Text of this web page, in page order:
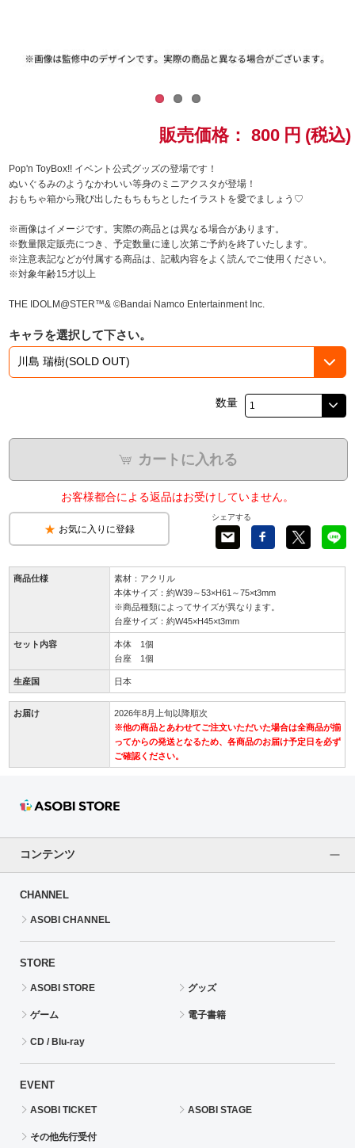
ラブライブ！
ラブライブ！サンシャイン‼
ラブライブ！虹ヶ咲学園スクールアイドル同好会
ラブライブ！スーパースター!!
アイドリッシュセブン
販売価格： 800 円 (税込)
Pop'n ToyBox!! イベント公式グッズの登場です！
ぬいぐるみのようなかわいい等身のミニアクスタが登場！
おもちゃ箱から飛び出したもちもちとしたイラストを愛でましょう♡
※画像はイメージです。実際の商品とは異なる場合があります。
※数量限定販売につき、予定数量に達し次第ご予約を終了いたします。
※注意表記などが付属する商品は、記載内容をよく読んでご使用ください。
※対象年齢15才以上
THE IDOLM@STER™& ©Bandai Namco Entertainment Inc.
キャラを選択して下さい。
数量
カートに入れる
お客様都合による返品はお受けしていません。
お気に入りに登録
シェアする
商品仕様
素材：アクリル
本体サイズ：約W39～53×H61～75×t3mm
※商品種類によってサイズが異なります。
台座サイズ：約W45×H45×t3mm
セット内容
本体 1個
台座 1個
生産国 日本
お届け
2026年8月上旬以降順次
※他の商品とあわせてご注文いただいた場合は全商品が揃
ってからの発送となるため、各商品のお届け予定日を必ず
ご確認ください。
コンテンツ
CHANNEL
ASOBI CHANNEL
STORE
ASOBI STORE グッズ
ゲーム 電子書籍
CD / Blu-ray
EVENT
ASOBI TICKET ASOBI STAGE
その他先行受付